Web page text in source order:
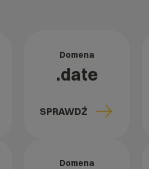
Domena
.date
SPRAWDŹ
Domena